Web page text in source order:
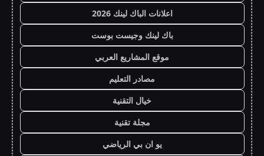
اعلانات الباك لينك 2026
باك لينك وجيست بوست
موقع المشاريع العربي
مصادر التعليم
خيال التقنية
مجلة تقنية
يو ان بي الرياضي